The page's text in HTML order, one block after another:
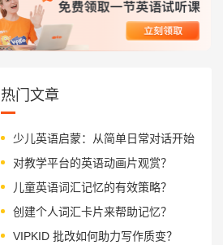
热门文章
少儿英语启蒙：从简单日常对话开始
对教学平台的英语动画片观赏？
儿童英语词汇记忆的有效策略？
创建个人词汇卡片来帮助记忆？
VIPKID 批改如何助力写作质变？